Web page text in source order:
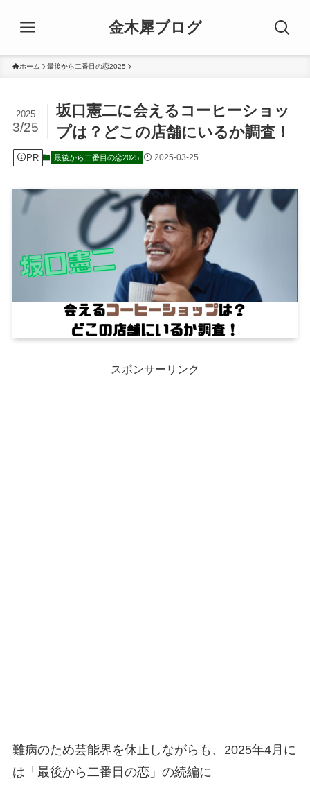
金木犀ブログ
ホーム 最後から二番目の恋2025
坂口憲二に会えるコーヒーショッ
プは？どこの店舗にいるか調査！
2025
3/25
PR 最後から二番目の恋2025 2025-03-25
スポンサーリンク
難病のため芸能界を休止しながらも、2025年4月に
は「最後から二番目の恋」の続編に